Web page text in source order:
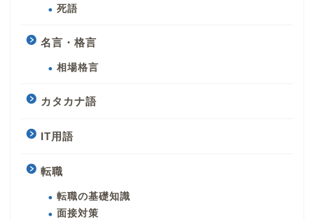
死語
名言・格言
相場格言
カタカナ語
IT用語
転職
転職の基礎知識
面接対策